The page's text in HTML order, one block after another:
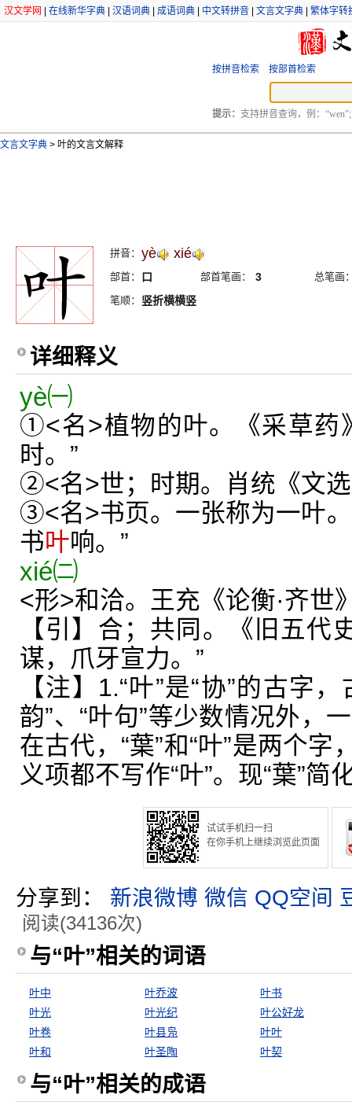
汉文学网 在线新华字典 汉语词典 成语词典 中文转拼音 文言文字典 繁体字转
按拼音检索 按部首检索
提示： 支持拼音查询，例：
文言文字典 > 叶的文言文解释
拼音： yè xié
部首： 口 部首笔画： 3
总笔画
笔顺：
竖折横横竖
详细释义
yè㈠
①<名>植物的叶。《采草药
时。”
②<名>世；时期。肖统《文
③<名>书页。一张称为一叶
书叶响。”
xié㈡
<形>和洽。王充《论衡·齐世
【引】合；共同。《旧五代
谋，爪牙宣力。”
【注】1.“叶”是“协”的古字
韵”、“叶句”等少数情况外，
在古代，“葉”和“叶”是两个
义项都不写作“叶”。现“葉”简
试试手机扫一扫
在你手机上继续浏览此页面
分享到： 新浪微博 微信 QQ空间
阅读(34136次)
与“叶”相关的词语
叶中 叶乔波
叶书
叶光
叶光纪
叶公好龙
叶卷
叶县凫
叶叶
叶和
叶圣陶 叶契
与“叶”相关的成语